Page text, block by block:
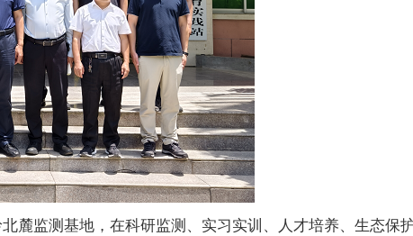
麓监测基地，在科研监测、实习实训、人才培养、生态保